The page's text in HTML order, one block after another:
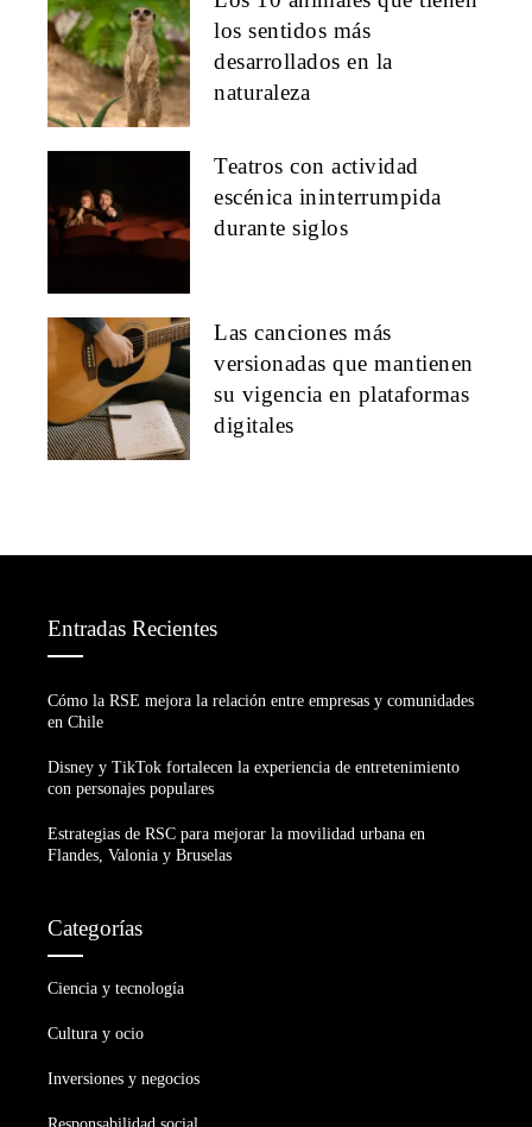
los sentidos más
desarrollados en la
naturaleza
Teatros con actividad
escénica ininterrumpida
durante siglos
Las canciones más
versionadas que mantienen
su vigencia en plataformas
digitales
Entradas Recientes
Cómo la RSE mejora la relación entre empresas y comunidades
en Chile
Disney y TikTok fortalecen la experiencia de entretenimiento
con personajes populares
Estrategias de RSC para mejorar la movilidad urbana en
Flandes, Valonia y Bruselas
Categorías
Ciencia y tecnología
Cultura y ocio
Inversiones y negocios